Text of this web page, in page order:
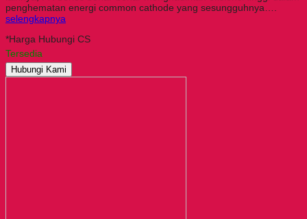
penghematan energi common cathode yang sesungguhnya….
selengkapnya
*Harga Hubungi CS
Tersedia
Hubungi Kami